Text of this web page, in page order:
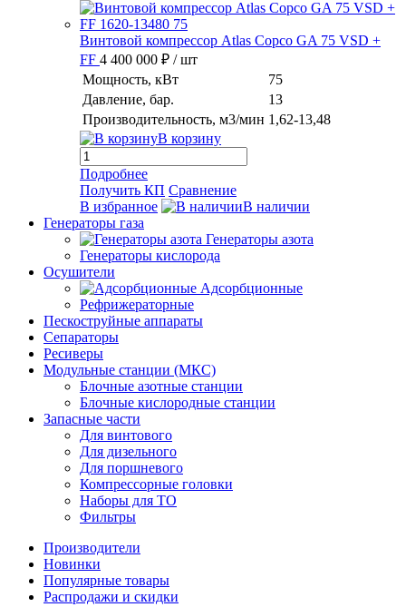
Винтовой компрессор Atlas Copco GA 75 VSD +
FF 4 400 000 ₽ / шт
Мощность, кВт
75
Давление, бар.
13
Производительность, м3/мин 1,62-13,48
В корзину
Подробнее
Получить КП Сравнение
В избранное
В наличии
Генераторы газа
Генераторы азота
Генераторы кислорода
Осушители
Адсорбционные
Рефрижераторные
Пескоструйные аппараты
Сепараторы
Ресиверы
Модульные станции (МКС)
Блочные азотные станции
Блочные кислородные станции
Запасные части
Для винтового
Для дизельного
Для поршневого
Компрессорные головки
Наборы для ТО
Фильтры
Производители
Новинки
Популярные товары
Распродажи и скидки